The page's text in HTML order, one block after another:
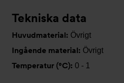
Tekniska data
Huvudmaterial: Övrigt
Ingående material: Övrigt
Temperatur (°C): 0 - 1